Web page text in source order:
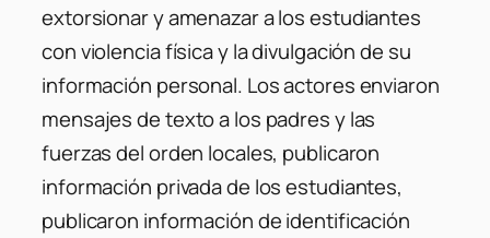
extorsionar y amenazar a los estudiantes
con violencia física y la divulgación de su
información personal. Los actores enviaron
mensajes de texto a los padres y las
fuerzas del orden locales, publicaron
información privada de los estudiantes,
publicaron información de identificación